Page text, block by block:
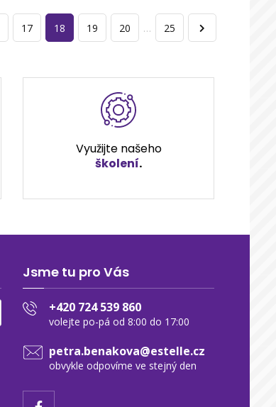
17 18 19 20 … 25
Využijte našeho
školení.
Jsme tu pro Vás
+420 724 539 860
volejte po-pá od 8:00 do 17:00
petra.benakova@estelle.cz
obvykle odpovíme ve stejný den